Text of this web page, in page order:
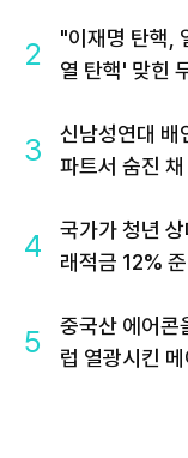
2
"이재명 탄핵,
열 탄핵' 맞힌
3
신남성연대 배
파트서 숨진 채
4
국가가 청년
래적금 12%
5
중국산 에어콘
럽 열광시킨 메